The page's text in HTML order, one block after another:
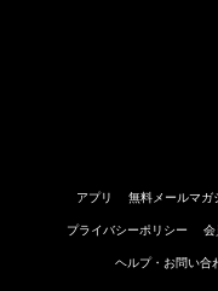
アプリ 無料メールマガ
プライバシーポリシー 会
ヘルプ・お問い合